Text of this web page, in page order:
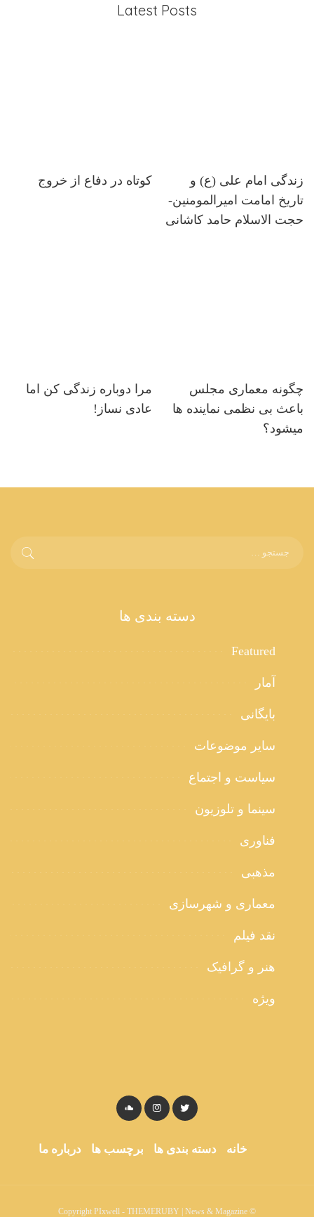
Latest Posts
زندگی امام علی (ع) و
تاریخ امامت امیرالمومنین-
حجت الاسلام حامد کاشانی
کوتاه در دفاع از خروج
چگونه معماری مجلس
باعث بی نظمی نماینده ها
میشود؟
مرا دوباره زندگی کن اما
عادی نساز!
دسته بندی ها
Featured
آمار
بایگانی
سایر موضوعات
سیاست و اجتماع
سینما و تلوزیون
فناوری
مذهبی
معماری و شهرسازی
نقد فیلم
هنر و گرافیک
ویژه
خانه دسته بندی ها برچسب ها درباره ما
© Copyright PIxwell - THEMERUBY | News & Magazine